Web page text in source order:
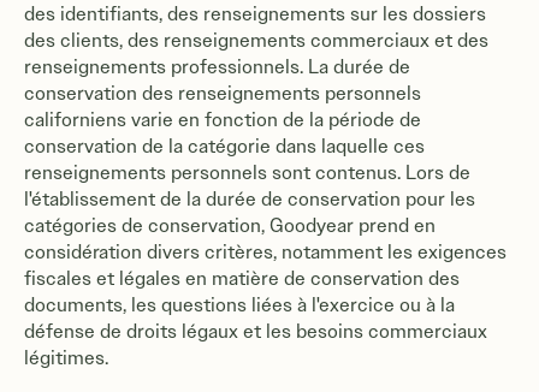
des identifiants, des renseignements sur les dossiers
des clients, des renseignements commerciaux et des
renseignements professionnels. La durée de
conservation des renseignements personnels
californiens varie en fonction de la période de
conservation de la catégorie dans laquelle ces
renseignements personnels sont contenus. Lors de
l'établissement de la durée de conservation pour les
catégories de conservation, Goodyear prend en
considération divers critères, notamment les exigences
fiscales et légales en matière de conservation des
documents, les questions liées à l'exercice ou à la
défense de droits légaux et les besoins commerciaux
légitimes.